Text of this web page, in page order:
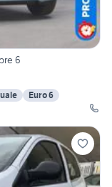
6
Euro 6